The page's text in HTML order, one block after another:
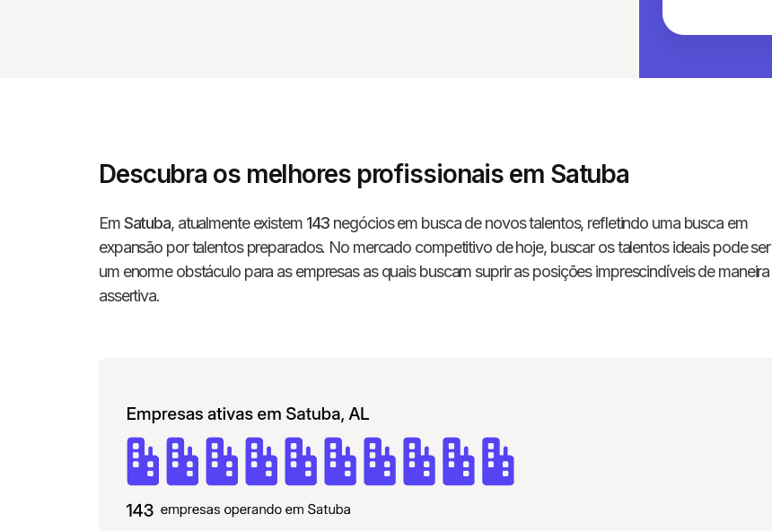
Descubra os melhores profissionais em Satuba
EmSatuba, atualmente existem 143 negócios em busca de novos talentos, refletindo uma busca em
expansão por talentos preparados. No mercado competitivo de hoje, buscar os talentos ideais pode ser
um enorme obstáculo para as empresas as quais buscam suprir as posições imprescindíveis de maneira
assertiva.